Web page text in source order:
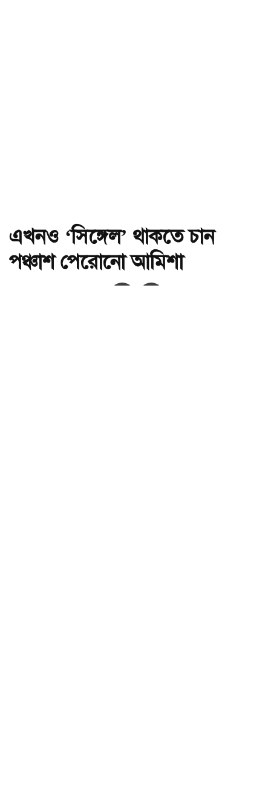
এখনও ‘সিঙ্গেল’ থাকতে চান
পঞ্চাশ পেরোনো আমিশা